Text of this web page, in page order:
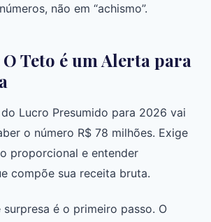
não em “achismo”.
Teto é um Alerta para
Lucro Presumido para 2026 vai
o número R$ 78 milhões. Exige
proporcional e entender
compõe sua receita bruta.
é o primeiro passo. O